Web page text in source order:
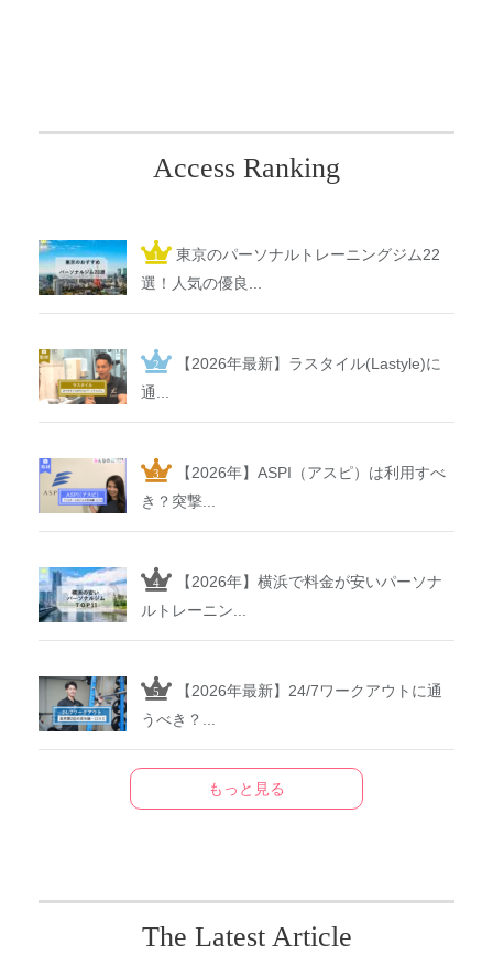
Access Ranking
東京のパーソナルトレーニングジム22
選！人気の優良...
【2026年最新】ラスタイル(Lastyle)に
通...
【2026年】ASPI（アスピ）は利用すべ
き？突撃...
【2026年】横浜で料金が安いパーソナ
ルトレーニン...
【2026年最新】24/7ワークアウトに通
うべき？...
もっと見る
The Latest Article